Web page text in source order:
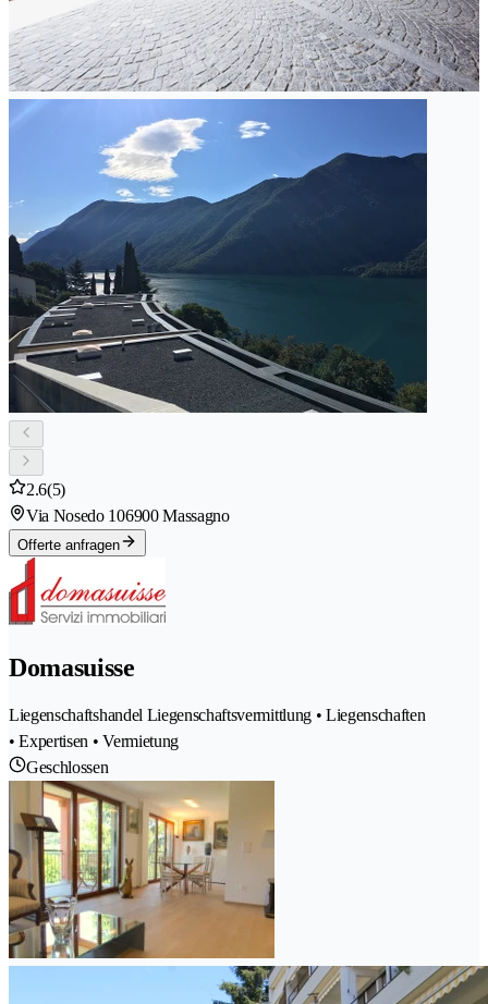
2.6(5)
Via Nosedo 106900 Massagno
Offerte anfragen
Domasuisse
Liegenschaftshandel Liegenschaftsvermittlung • Liegenschaften
• Expertisen • Vermietung
Geschlossen